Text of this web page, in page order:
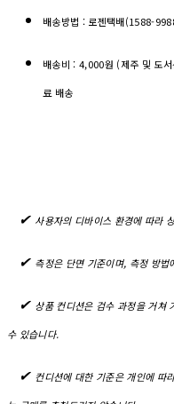
배송방법 : 로젠택배(1588-
배송비 : 4,000원 (제주 및 도
료 배송
✔︎ 사용자의 디바이스 환경에 따라
✔︎ 측정은 단면 기준이며, 측정 방
✔︎ 상품 컨디션은 검수 과정을 거쳐
수 있습니다.
✔︎ 컨디션에 대한 기준은 개인에 따